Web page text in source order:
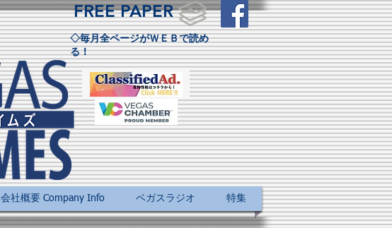
FREE PAPER
◇毎月全ページがＷＥＢで読め
る！
会社概要 Company Info ベガスラジオ 特集